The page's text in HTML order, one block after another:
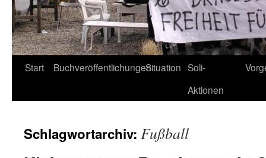
Start BuchveröffentlichungenSituation Soli-
Aktionen
Schlagwortarchiv: Fußball